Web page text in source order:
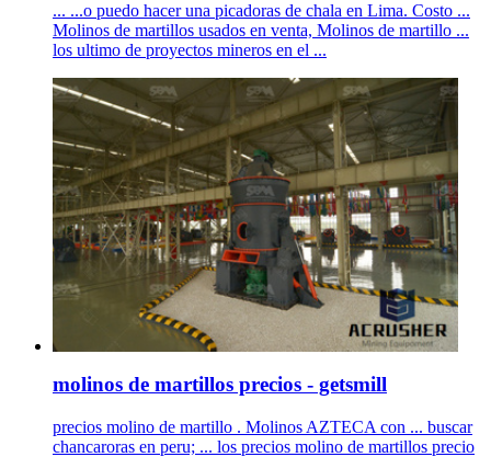
... ...o puedo hacer una picadoras de chala en Lima. Costo ...
Molinos de martillos usados en venta, Molinos de martillo ...
los ultimo de proyectos mineros en el ...
molinos de martillos precios - getsmill
precios molino de martillo . Molinos AZTECA con ... buscar
chancaroras en peru; ... los precios molino de martillos precio